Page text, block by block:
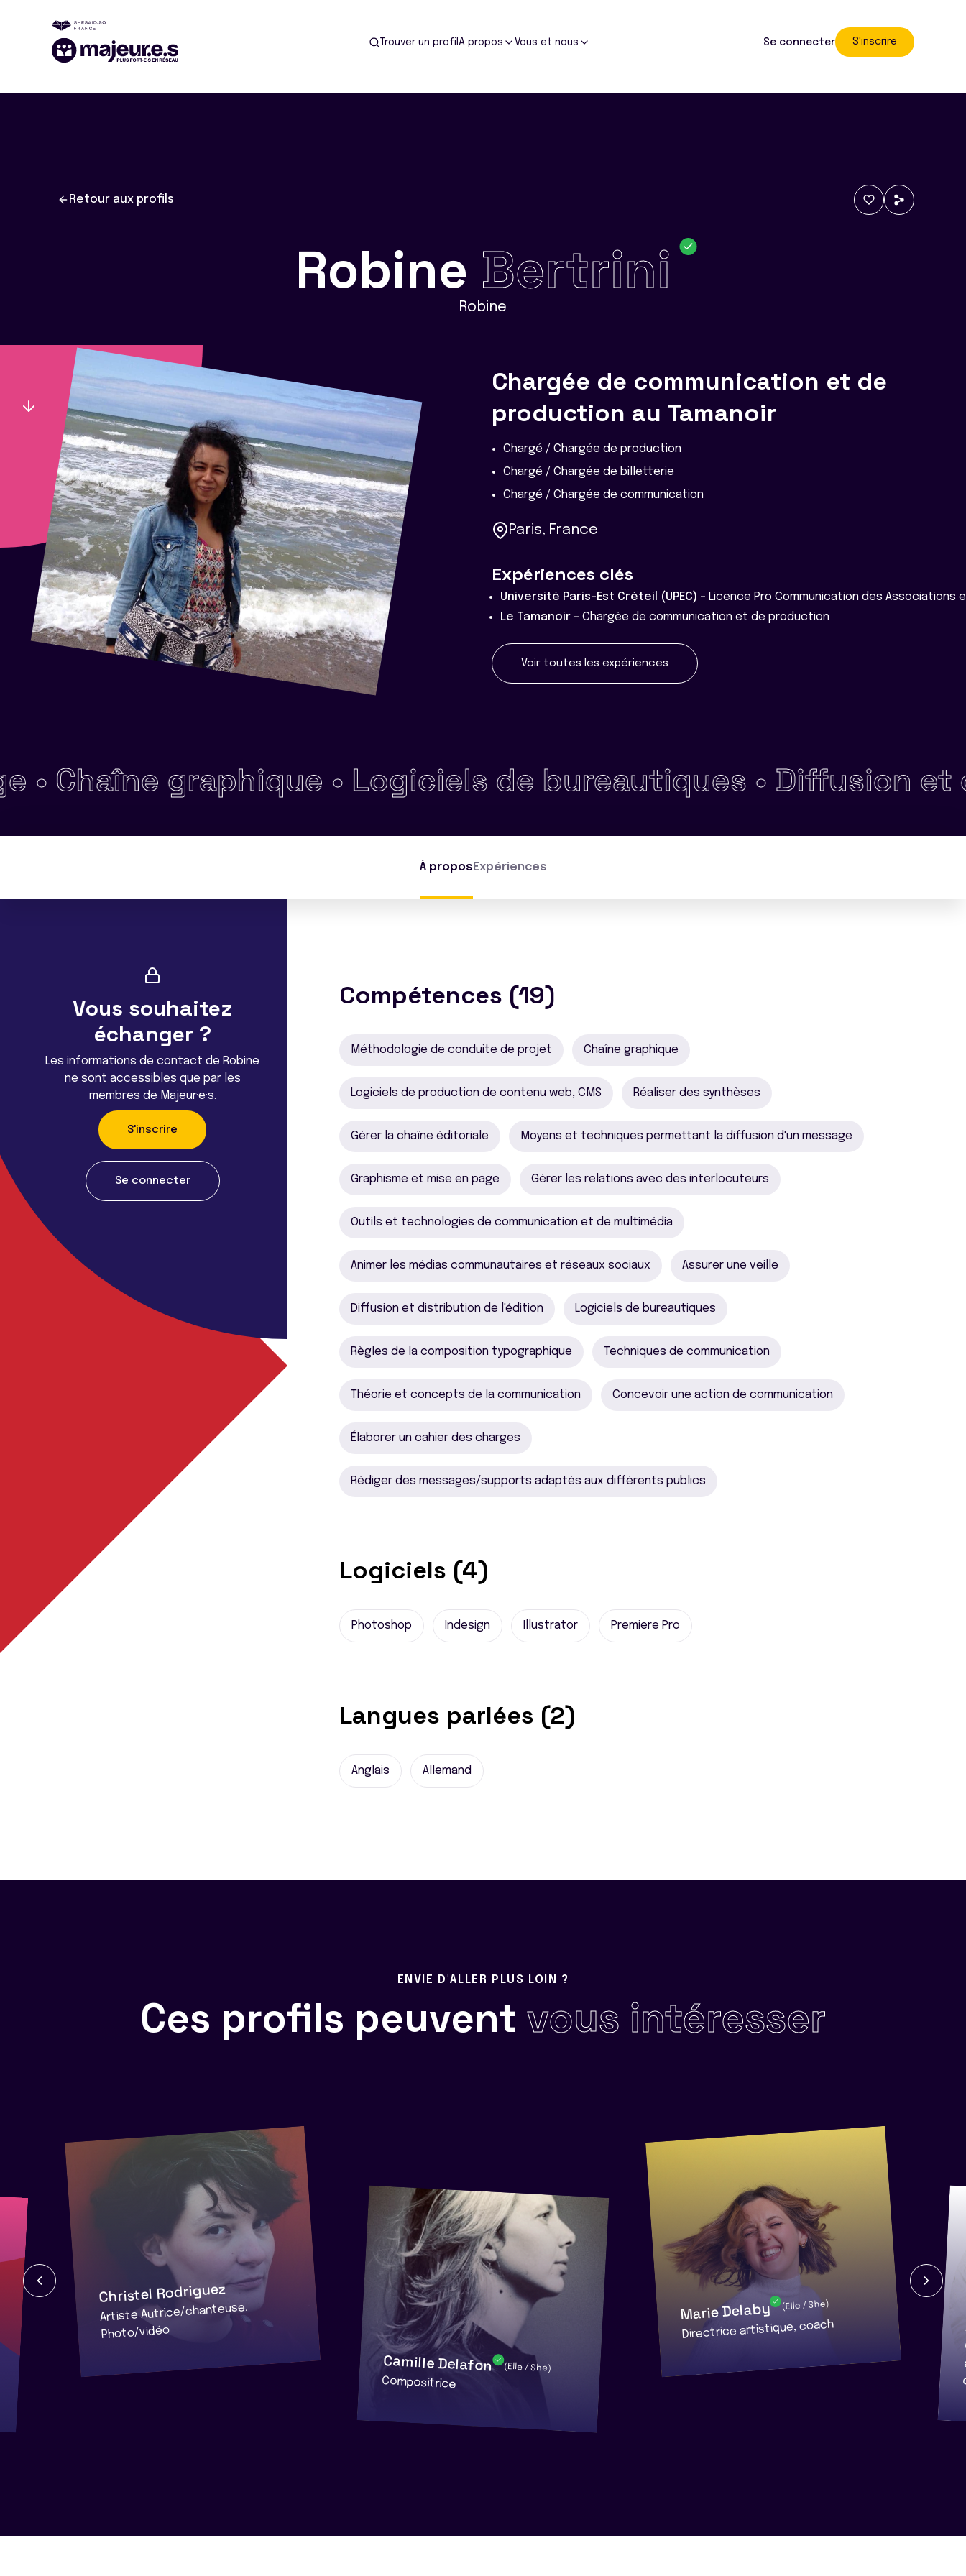
Trouver un profil A propos Vous et nous Se connecter S'inscrire
Retour aux profils
Robine Bertrini
Robine
Chargée de communication et de
production au Tamanoir
Chargé / Chargée de production
Chargé / Chargée de billetterie
Chargé / Chargée de communication
Paris, France
Expériences clés
Université Paris-Est Créteil (UPEC) - Licence Pro Communication des
Le Tamanoir - Chargée de communication et de production
Voir toutes les expériences
graphique •Logiciels de bureautiques •Diffusion et
À propos Expériences
Vous souhaitez
échanger ?
Les informations de contact de Robine
ne sont accessibles que par les
membres de Majeur·e·s.
S'inscrire
Se connecter
Compétences (19)
Méthodologie de conduite de projet Chaîne graphique
Logiciels de production de contenu web, CMS Réaliser des synthèses
Gérer la chaîne éditoriale Moyens et techniques permettant la diffusion d'un message
Graphisme et mise en page Gérer les relations avec des interlocuteurs
Outils et technologies de communication et de multimédia
Animer les médias communautaires et réseaux sociaux Assurer une veille
Diffusion et distribution de l'édition Logiciels de bureautiques
Règles de la composition typographique Techniques de communication
Théorie et concepts de la communication Concevoir une action de communication
Élaborer un cahier des charges
Rédiger des messages/supports adaptés aux différents publics
Logiciels (4)
Photoshop Indesign Illustrator Premiere Pro
Langues parlées (2)
Anglais Allemand
ENVIE D'ALLER PLUS LOIN ?
Ces profils peuvent vous intéresser
Christel Rodriguez
Artiste Autrice/chanteuse.
Photo/vidéo
Camille Delafon (Elle / She)
Compositrice
Marie Delaby (Elle / She)
Directrice artistique, coach